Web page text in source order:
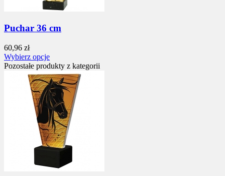
Puchar 36 cm
60,96 zł
Wybierz opcje
Pozostałe produkty z kategorii